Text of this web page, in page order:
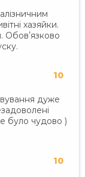
хазяйки.
Обовʼязково
10
дуже
було чудово )
10